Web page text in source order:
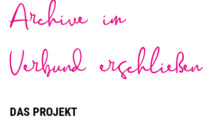
Archive im
Verbund erschließen
DAS PROJEKT
Städtisches Museum Seesen
StadtMuseum Einbeck
Stadt- und Tiermuseum Alfeld